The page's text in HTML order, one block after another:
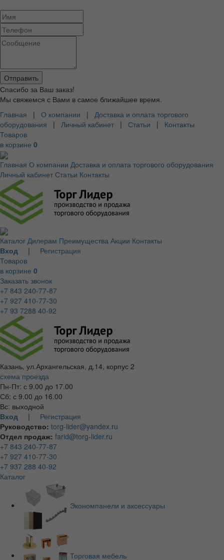
Спасибо за Ваш заказ!
Мы свяжемся с Вами в самое ближайшее время.
Главная | О компании | Доставка и оплата торгового
оборудования | Личный кабинет | Статьи | Контакты
Товаров
в корзине 0
Главная О компании Доставка и оплата торгового оборудования
Личный кабинет Статьи Контакты
Каталог Дилерам Преимущества Акции Контакты
Вход | Регистрация
Товаров
в корзине 0
Заказать звонок
+7 843 240-77-87
+7 927 410-77-30
+7 93 7288 40-92
Казань, ул.Архангельская, д.14, корпус 2
схема проезда
Пн-Пт: с 9.00 до 17.00
Сб: с 9.00 до 16.00
Вс: выходной
Вход | Регистрация
Руководство: torg-lider@yandex.ru
Отдел продаж: farid@torg-lider.ru
+7 843 240-77-87
+7 927 410-77-30
+7 937 288 40-92
Каталог
Экономпанели и аксессуары
Торговая мебель